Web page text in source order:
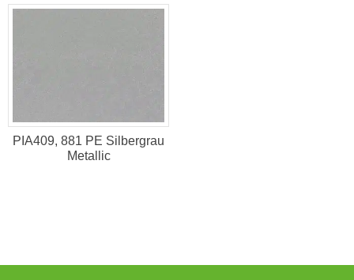
PIA409, 881 PE Silbergrau
Metallic